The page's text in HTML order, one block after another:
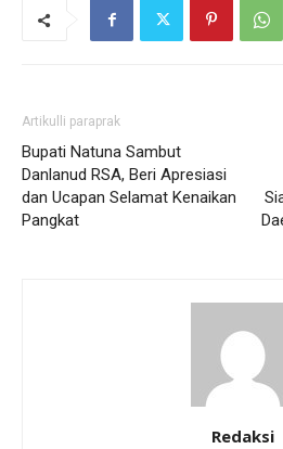
Artikulli paraprak
Bupati Natuna Sambut
Danlanud RSA, Beri Apresiasi
dan Ucapan Selamat Kenaikan
Pangkat
Redaksi